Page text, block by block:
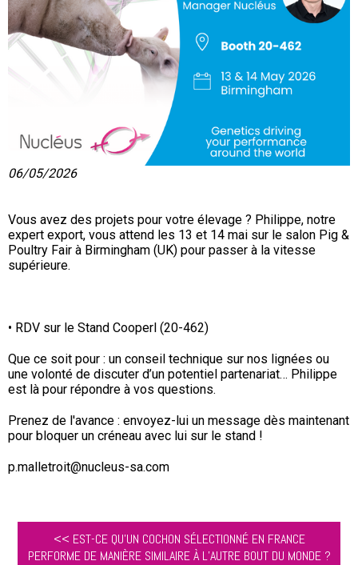
06/05/2026
Vous avez des projets pour votre élevage ? Philippe, notre
expert export, vous attend les 13 et 14 mai sur le salon Pig &
Poultry Fair à Birmingham (UK) pour passer à la vitesse
supérieure.
• RDV sur le Stand Cooperl (20-462)
Que ce soit pour : un conseil technique sur nos lignées ou
une volonté de discuter d’un potentiel partenariat… Philippe
est là pour répondre à vos questions.
Prenez de l'avance : envoyez-lui un message dès maintenant
pour bloquer un créneau avec lui sur le stand !
p.malletroit@nucleus-sa.com
<< EST-CE QU’UN COCHON SÉLECTIONNÉ EN FRANCE
PERFORME DE MANIÈRE SIMILAIRE À L’AUTRE BOUT DU MONDE ?